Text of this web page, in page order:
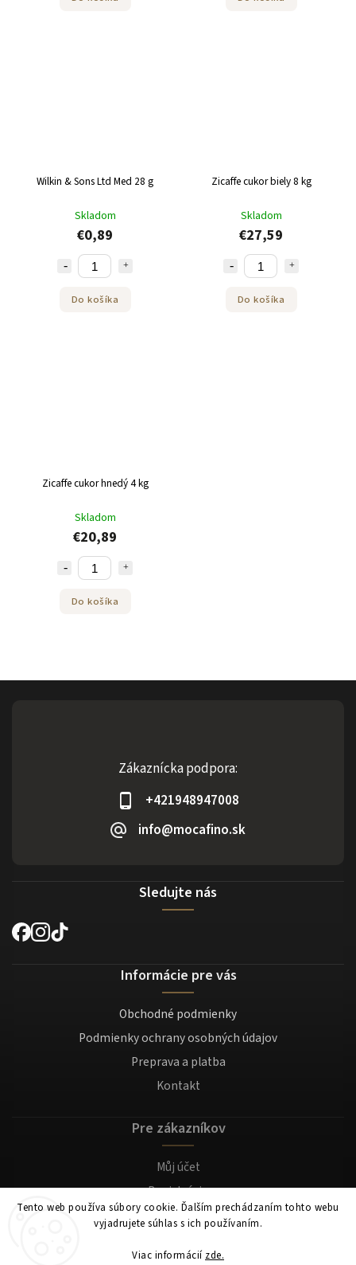
Tento web používa súbory cookie. Ďalším prechádzaním tohto webu
vyjadrujete súhlas s ich používaním.
Viac informácií zde.
Wilkin & Sons Ltd Med 28 g
Skladom
€0,89
Do košíka
Zicaffe cukor biely 8 kg
Skladom
€27,59
Do košíka
Zicaffe cukor hnedý 4 kg
Skladom
€20,89
Do košíka
Zákaznícka podpora:
+421948947008
info@mocafino.sk
Sledujte nás
Informácie pre vás
Obchodné podmienky
Podmienky ochrany osobných údajov
Preprava a platba
Kontakt
Pre zákazníkov
Můj účet
Registrácia
Prihlásenie